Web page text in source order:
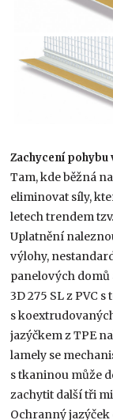
Zachycení pohybu
Tam, kde běžná
eliminovat síly,
letech trendem
Uplatnění
výlohy,
panelových domů
3D 275 SL z PVC
s
jazýčkem z TPE
lamely se
s tkaninou může
zachytit další tři
Ochranný